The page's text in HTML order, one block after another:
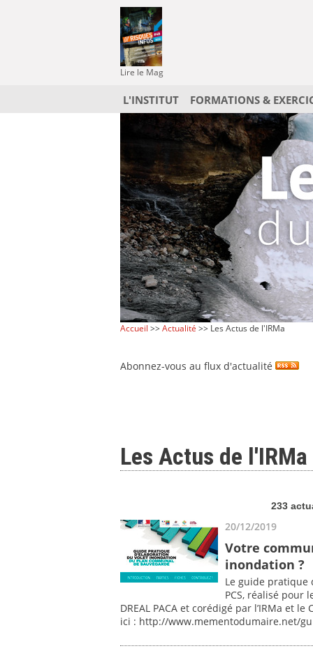
Lire le Mag
L'INSTITUT FORMATIONS &
Accueil >>Actualité >> Les Actus de l'IRMa
Abonnez-vous au flux d'actualité
Les Actus de l'IRMa
233
20/12/2019
Votre
inondation ?
Le guide pratique
PCS, réalisé pour
DREAL PACA et corédigé par l’IRMa et
ici : http://www.mementodumaire.net/